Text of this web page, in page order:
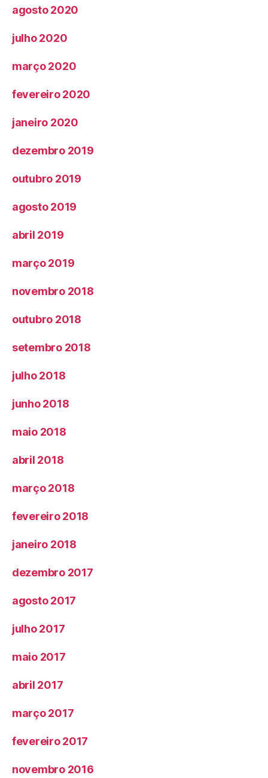
agosto 2020
julho 2020
março 2020
fevereiro 2020
janeiro 2020
dezembro 2019
outubro 2019
agosto 2019
abril 2019
março 2019
novembro 2018
outubro 2018
setembro 2018
julho 2018
junho 2018
maio 2018
abril 2018
março 2018
fevereiro 2018
janeiro 2018
dezembro 2017
agosto 2017
julho 2017
maio 2017
abril 2017
março 2017
fevereiro 2017
novembro 2016